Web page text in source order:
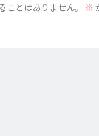
ことはありません。 ※